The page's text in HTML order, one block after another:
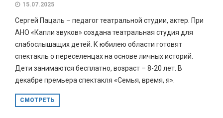
15.07.2025
Сергей Пацаль – педагог театральной студии, актер. При
АНО «Капли звуков» создана театральная студия для
слабослышащих детей. К юбилею области готовят
спектакль о переселенцах на основе личных историй.
Дети занимаются бесплатно, возраст – 8-20 лет. В
декабре премьера спектакля «Семья, время, я».
СМОТРЕТЬ